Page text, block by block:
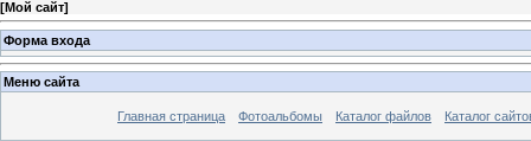
[Мой сайт]
Форма входа
Меню сайта
Главная страница Фотоальбомы Каталог файлов Каталог